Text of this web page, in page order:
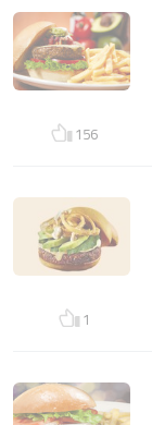
156
1